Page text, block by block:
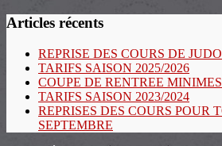
Articles récents
REPRISE DES COURS DE JUDO
TARIFS SAISON 2025/2026
COUPE DE RENTREE MINIMES
TARIFS SAISON 2023/2024
REPRISES DES COURS POUR
SEPTEMBRE